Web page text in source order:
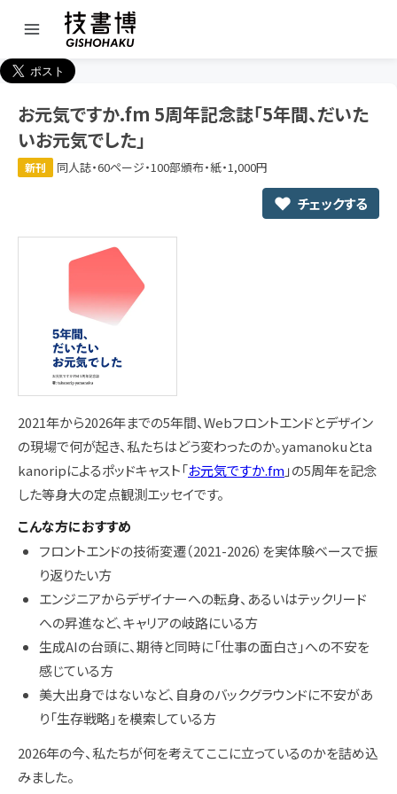
お元気ですか.fm 5周年記念誌「5年間、だいた
いお元気でした」
新刊 同人誌・60ページ・100部頒布・紙・1,000円
チェックする
2021年から2026年までの5年間、Webフロントエンドとデザイン
の現場で何が起き、私たちはどう変わったのか。yamanokuとta
kanoripによるポッドキャスト「お元気ですか.fm」の5周年を記念
した等身大の定点観測エッセイです。
こんな方におすすめ
フロントエンドの技術変遷（2021-2026）を実体験ベースで振
り返りたい方
エンジニアからデザイナーへの転身、あるいはテックリード
への昇進など、キャリアの岐路にいる方
生成AIの台頭に、期待と同時に「仕事の面白さ」への不安を
感じている方
美大出身ではないなど、自身のバックグラウンドに不安があ
り「生存戦略」を模索している方
2026年の今、私たちが何を考えてここに立っているのかを詰め込
みました。